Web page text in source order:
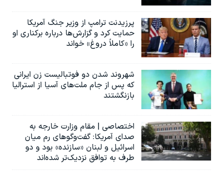
پرزیدنت ترامپ از وزیر جنگ آمریکا
حمایت کرد و گزارش‌ها درباره برکناری او
را «کاملاً دروغ» خواند
شهروند شدن دو فوتبالیست زن ایرانی
که پس از جام ملت‌های آسیا از استرالیا
بازنگشتند
اختصاصی | مقام وزارت خارجه به
صدای آمریکا: گفت‌وگوهای رم میان
اسرائیل و لبنان «سازنده» بود و دو
طرف به توافق نزدیک‌تر شده‌اند